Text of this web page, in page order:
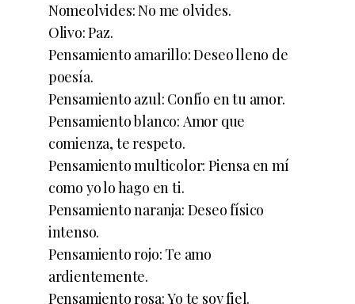
Nomeolvides: No me olvides.
Olivo: Paz.
Pensamiento amarillo: Deseo lleno de
poesía.
Pensamiento azul: Confío en tu amor.
Pensamiento blanco: Amor que
comienza, te respeto.
Pensamiento multicolor: Piensa en mí
como yo lo hago en ti.
Pensamiento naranja: Deseo físico
intenso.
Pensamiento rojo: Te amo
ardientemente.
Pensamiento rosa: Yo te soy fiel.